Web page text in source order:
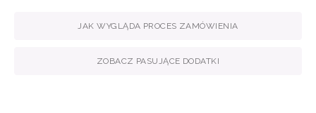
JAK WYGLĄDA PROCES ZAMÓWIENIA
ZOBACZ PASUJĄCE DODATKI